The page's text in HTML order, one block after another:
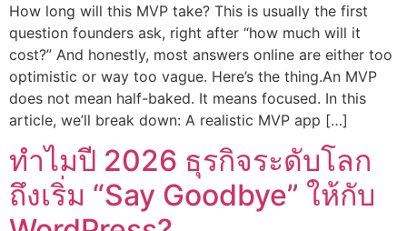
How long will this MVP take? This is usually the first
question founders ask, right after “how much will it
cost?” And honestly, most answers online are either too
optimistic or way too vague. Here’s the thing.An MVP
does not mean half-baked. It means focused. In this
article, we’ll break down: A realistic MVP app […]
ทำไมปี 2026 ธุรกิจระดับโลก
ถึงเริ่ม “Say Goodbye” ให้กับ